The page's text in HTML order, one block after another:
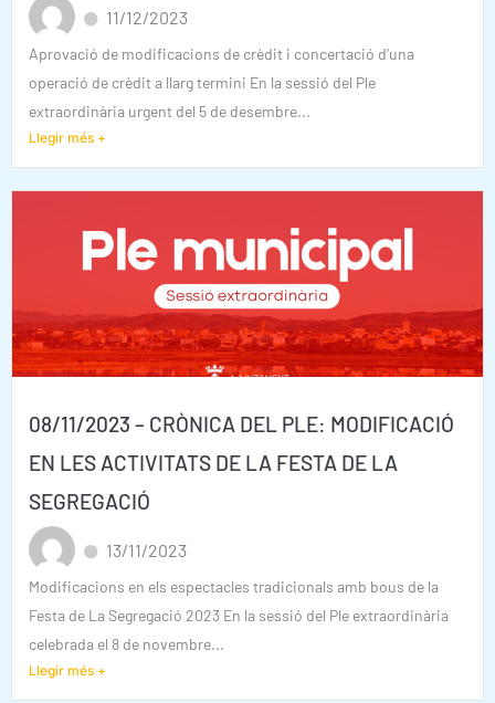
11/12/2023
Aprovació de modificacions de crèdit i concertació d’una
operació de crèdit a llarg termini En la sessió del Ple
extraordinària urgent del 5 de desembre...
Llegir més +
08/11/2023 – CRÒNICA DEL PLE: MODIFICACIÓ
EN LES ACTIVITATS DE LA FESTA DE LA
SEGREGACIÓ
13/11/2023
Modificacions en els espectacles tradicionals amb bous de la
Festa de La Segregació 2023 En la sessió del Ple extraordinària
celebrada el 8 de novembre...
Llegir més +